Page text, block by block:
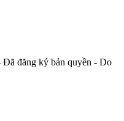
đăng ký bản quyền - Do